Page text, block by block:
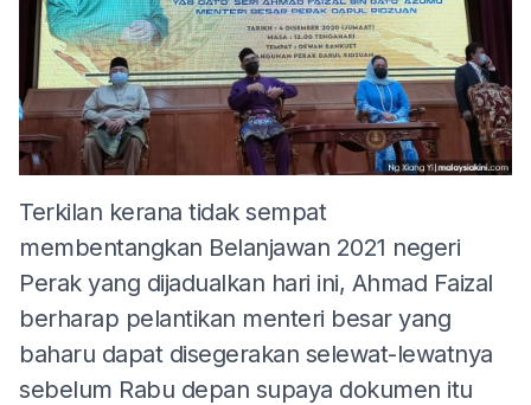
Terkilan kerana tidak sempat
membentangkan Belanjawan 2021 negeri
Perak yang dijadualkan hari ini, Ahmad Faizal
berharap pelantikan menteri besar yang
baharu dapat disegerakan selewat-lewatnya
sebelum Rabu depan supaya dokumen itu